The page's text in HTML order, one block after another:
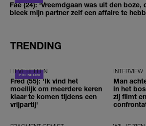
Fae (24): 'Vreemdgaan was uit den
bleek mijn partner zelf een affaire te
TRENDING
LIEVE HELEEN
Fred (55): 'Ik vind het
moeilijk om meerdere keren
klaar te komen tijdens een
vrijpartij'
INTERVIEW
Man
in het
zij filmt